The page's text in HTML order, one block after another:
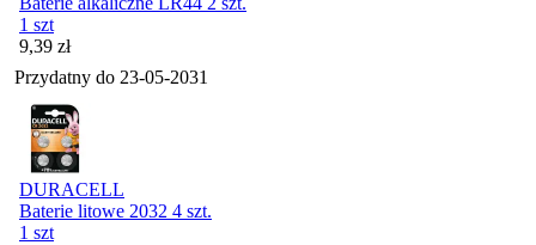
1 szt
Cena
9,39 zł
Przydatny do 23-05-2031
DURACELL
Baterie litowe 2032 4 szt.
1 szt